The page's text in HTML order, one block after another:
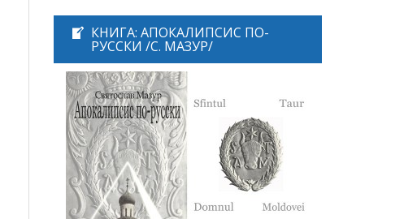
КНИГА: АПОКАЛИПСИС ПО-
РУССКИ /С. МАЗУР/